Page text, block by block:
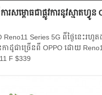
សម្ពោធជាផ្លូវការនូវស្មាតហ្វូន
Series 5G ពីថ្ងៃនេះរហូត
ដូជាច្រើនពី OPPO ដោយ
F $339